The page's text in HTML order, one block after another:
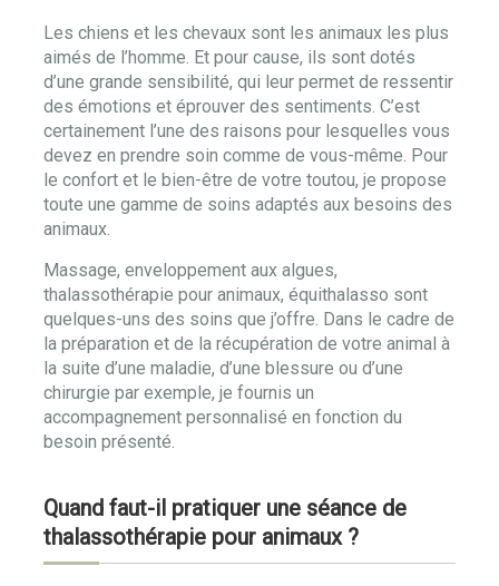
Les chiens et les chevaux sont les animaux les plus
aimés de l’homme. Et pour cause, ils sont dotés
d’une grande sensibilité, qui leur permet de ressentir
des émotions et éprouver des sentiments. C’est
certainement l’une des raisons pour lesquelles vous
devez en prendre soin comme de vous-même. Pour
le confort et le bien-être de votre toutou, je propose
toute une gamme de soins adaptés aux besoins des
animaux.
Massage, enveloppement aux algues,
thalassothérapie pour animaux, équithalasso sont
quelques-uns des soins que j’offre. Dans le cadre de
la préparation et de la récupération de votre animal à
la suite d’une maladie, d’une blessure ou d’une
chirurgie par exemple, je fournis un
accompagnement personnalisé en fonction du
besoin présenté.
Quand faut-il pratiquer une séance de
thalassothérapie pour animaux ?